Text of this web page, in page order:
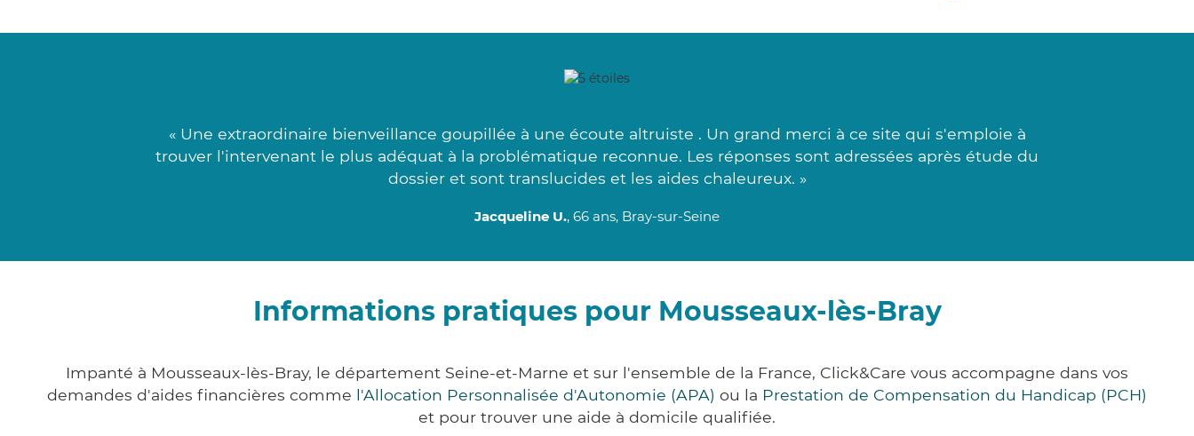
« Une extraordinaire bienveillance goupillée à une écoute altruiste . Un grand merci à ce site qui s'emploie à
trouver l'intervenant le plus adéquat à la problématique reconnue. Les réponses sont adressées après étude du
dossier et sont translucides et les aides chaleureux. »
Jacqueline U., 66 ans, Bray-sur-Seine
Informations pratiques pour Mousseaux-lès-Bray
Impanté à Mousseaux-lès-Bray, le département Seine-et-Marne et sur l'ensemble de la France, Click&Care vous accompagne dans vos
demandes d'aides financières comme l'Allocation Personnalisée d'Autonomie (APA) ou la Prestation de Compensation du Handicap (PCH)
et pour trouver une aide à domicile qualifiée.